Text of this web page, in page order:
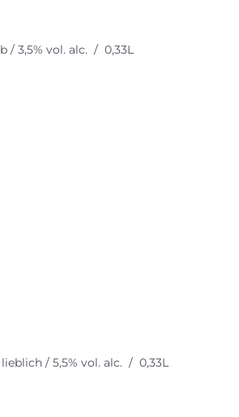
/ 3,5% vol. alc. / 0,33L
/ 5,5% vol. alc. / 0,33L